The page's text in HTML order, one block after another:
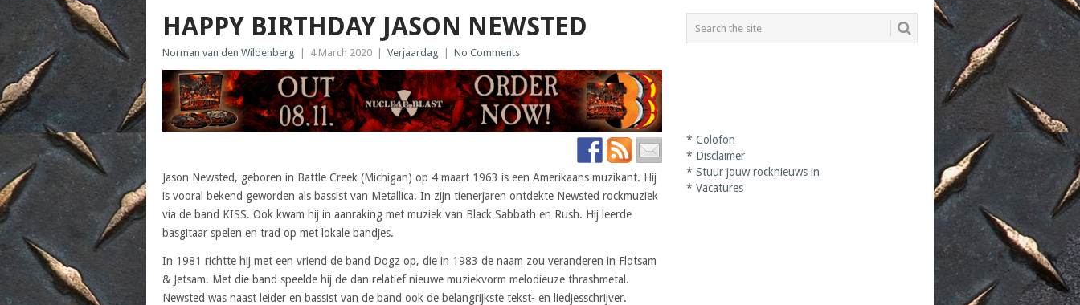
HAPPY BIRTHDAY JASON NEWSTED
Norman van den Wildenberg 4 March 2020 Verjaardag No Comments
Jason Newsted, geboren in Battle Creek (Michigan) op 4 maart 1963 is een Amerikaans muzikant. Hij
is vooral bekend geworden als bassist van Metallica. In zijn tienerjaren ontdekte Newsted rockmuziek
via de band KISS. Ook kwam hij in aanraking met muziek van Black Sabbath en Rush. Hij leerde
basgitaar spelen en trad op met lokale bandjes.
In 1981 richtte hij met een vriend de band Dogz op, die in 1983 de naam zou veranderen in Flotsam
& Jetsam. Met die band speelde hij de dan relatief nieuwe muziekvorm melodieuze thrashmetal.
Newsted was naast leider en bassist van de band ook de belangrijkste tekst- en liedjesschrijver.
*Colofon
* Disclaimer
*Stuur jouw rocknieuws in
*Vacatures